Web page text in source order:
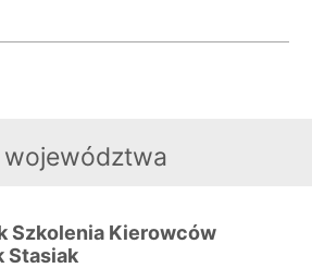
województwa
Szkolenia Kierowców
Stasiak